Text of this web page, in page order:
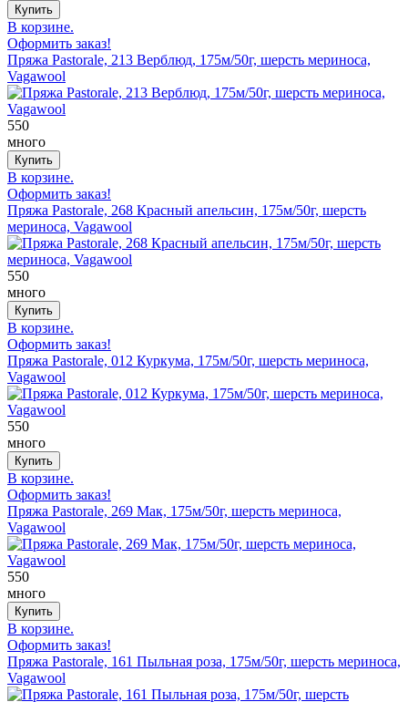
В корзине.
Оформить заказ!
Пряжа Pastorale, 213 Верблюд, 175м/50г, шерсть мериноса,
Vagawool
550
много
В корзине.
Оформить заказ!
Пряжа Pastorale, 268 Красный апельсин, 175м/50г, шерсть
мериноса, Vagawool
550
много
В корзине.
Оформить заказ!
Пряжа Pastorale, 012 Куркума, 175м/50г, шерсть мериноса,
Vagawool
550
много
В корзине.
Оформить заказ!
Пряжа Pastorale, 269 Мак, 175м/50г, шерсть мериноса,
Vagawool
550
много
В корзине.
Оформить заказ!
Пряжа Pastorale, 161 Пыльная роза, 175м/50г, шерсть мериноса,
Vagawool